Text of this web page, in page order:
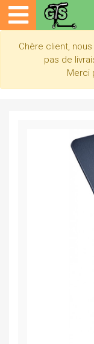
Chère client,
pas de
Merci